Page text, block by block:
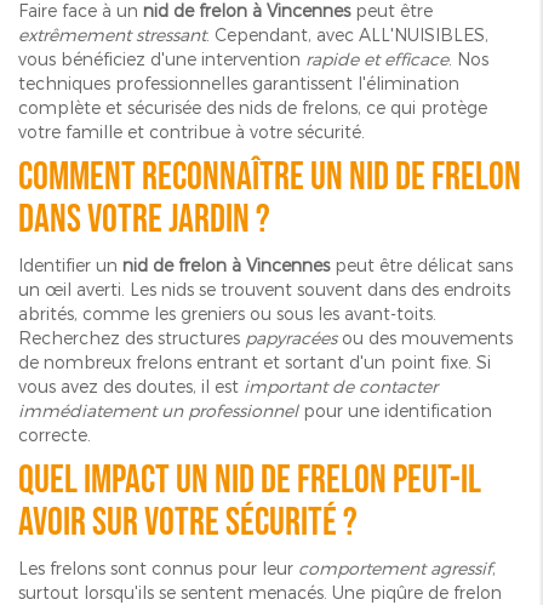
Faire face à un nid de frelon à Vincennespeut être
extrêmement stressant. Cependant, avec ALL'NUISIBLES,
vous bénéficiez d'une intervention rapide et efficace. Nos
techniques professionnelles garantissent l'élimination
complète et sécurisée des nids de frelons, ce qui protège
votre famille et contribue à votre sécurité.
Comment reconnaître un nid de frelon
dans votre jardin ?
Identifier un nid de frelon à Vincennespeut être délicat sans
un œil averti. Les nids se trouvent souvent dans des endroits
abrités, comme les greniers ou sous les avant-toits.
Recherchez des structures papyracéesou des mouvements
de nombreux frelons entrant et sortant d'un point fixe. Si
vous avez des doutes, il est important de contacter
immédiatement un professionnelpour une identification
correcte.
Quel impact un nid de frelon peut-il
avoir sur votre sécurité ?
Les frelons sont connus pour leur comportement agressif,
surtout lorsqu'ils se sentent menacés. Une piqûre de frelon